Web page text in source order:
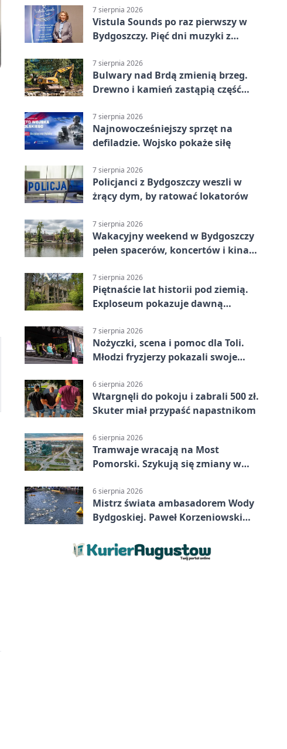
7 sierpnia 2026
Vistula Sounds po raz pierwszy w
Bydgoszczy. Pięć dni muzyki z
7 sierpnia 2026
Bulwary nad Brdą zmienią brzeg.
Drewno i kamień zastąpią część
7 sierpnia 2026
Najnowocześniejszy sprzęt na
defiladzie. Wojsko pokaże siłę
7 sierpnia 2026
Policjanci z Bydgoszczy weszli w
żrący dym, by ratować lokatorów
7 sierpnia 2026
Wakacyjny weekend w Bydgoszczy
pełen spacerów, koncertów i kina
7 sierpnia 2026
Piętnaście lat historii pod ziemią.
Exploseum pokazuje dawną
7 sierpnia 2026
Nożyczki, scena i pomoc dla Toli.
Młodzi fryzjerzy pokazali swoje
6 sierpnia 2026
Wtargnęli do pokoju i zabrali 500 zł.
Skuter miał przypaść napastnikom
6 sierpnia 2026
Tramwaje wracają na Most
Pomorski. Szykują się zmiany w
6 sierpnia 2026
Mistrz świata ambasadorem Wody
Bydgoskiej. Paweł Korzeniowski